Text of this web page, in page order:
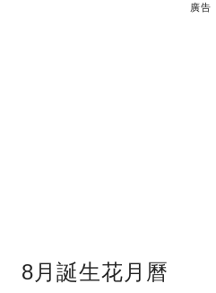
廣告
8月誕生花月曆